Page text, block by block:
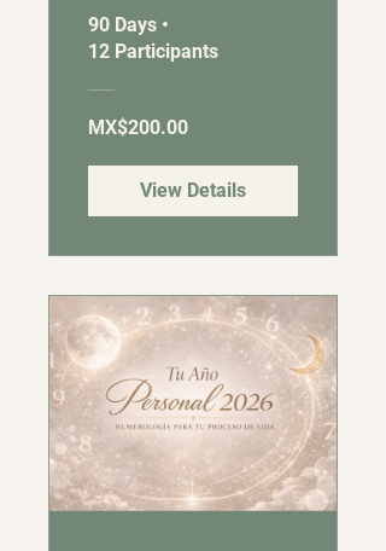
90 Days •
12 Participants
MX$200.00
View Details